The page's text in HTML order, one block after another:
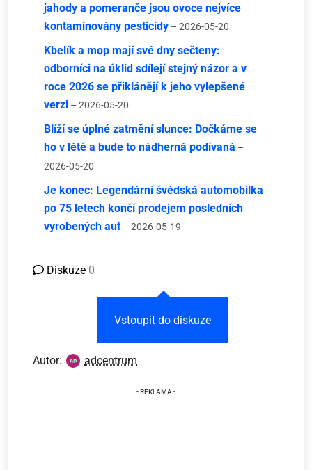
jahody a pomeranče jsou ovoce nejvíce
kontaminovány pesticidy – 2026-05-20
Kbelík a mop mají své dny sečteny:
odborníci na úklid sdílejí stejný názor a v
roce 2026 se přiklánějí k jeho vylepšené
verzi – 2026-05-20
Blíží se úplné zatmění slunce: Dočkáme se
ho v létě a bude to nádherná podívaná –
2026-05-20
Je konec: Legendární švédská automobilka
po 75 letech končí prodejem posledních
vyrobených aut – 2026-05-19
Diskuze 0
Vstoupit do diskuze
Autor: adcentrum